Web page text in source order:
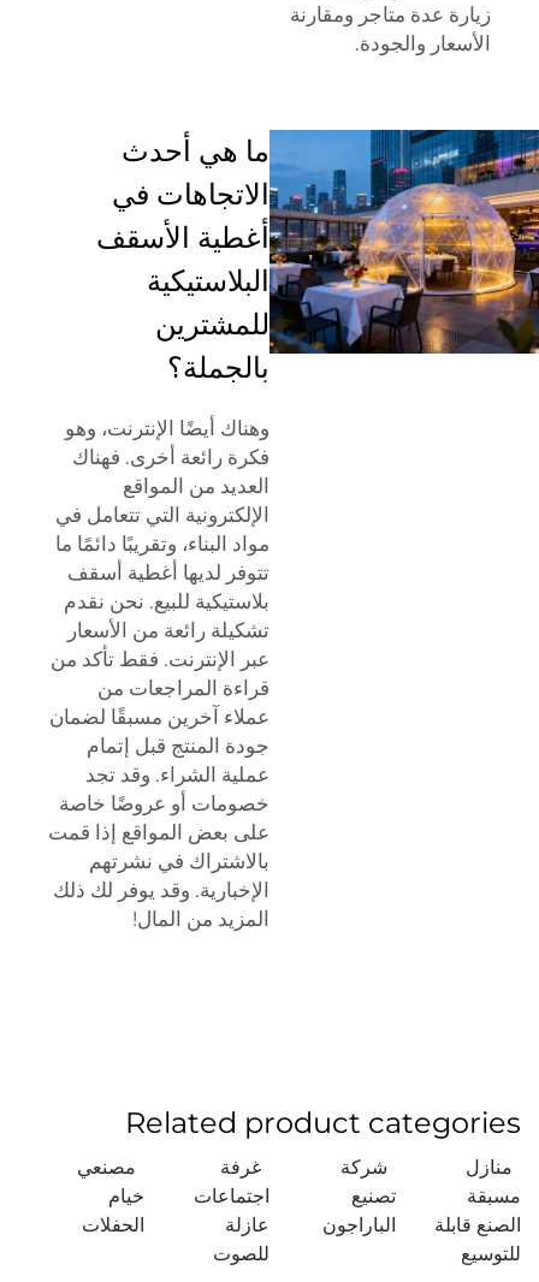
زيارة عدة متاجر ومقارنة
الأسعار والجودة.
ما هي أحدث
الاتجاهات في
أغطية الأسقف
البلاستيكية
للمشترين
بالجملة؟
وهناك أيضًا الإنترنت، وهو
فكرة رائعة أخرى. فهناك
العديد من المواقع
الإلكترونية التي تتعامل في
مواد البناء، وتقريبًا دائمًا ما
تتوفر لديها أغطية أسقف
بلاستيكية للبيع. نحن نقدم
تشكيلة رائعة من الأسعار
عبر الإنترنت. فقط تأكد من
قراءة المراجعات من
عملاء آخرين مسبقًا لضمان
جودة المنتج قبل إتمام
عملية الشراء. وقد تجد
خصومات أو عروضًا خاصة
على بعض المواقع إذا قمت
بالاشتراك في نشرتهم
الإخبارية. وقد يوفر لك ذلك
المزيد من المال!
Related product categories
منازل
مسبقة
الصنع قابلة
للتوسيع
شركة
تصنيع
الباراجون
غرفة
اجتماعات
عازلة
للصوت
مصنعي
خيام
الحفلات